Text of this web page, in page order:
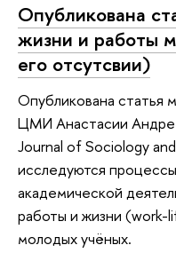
Опубликована
жизни и работы
его отсутсвии)
Опубликована статья
ЦМИ Анастасии
Journal of Sociology
исследуются
академической
работы и жизни (work-
молодых учёных.